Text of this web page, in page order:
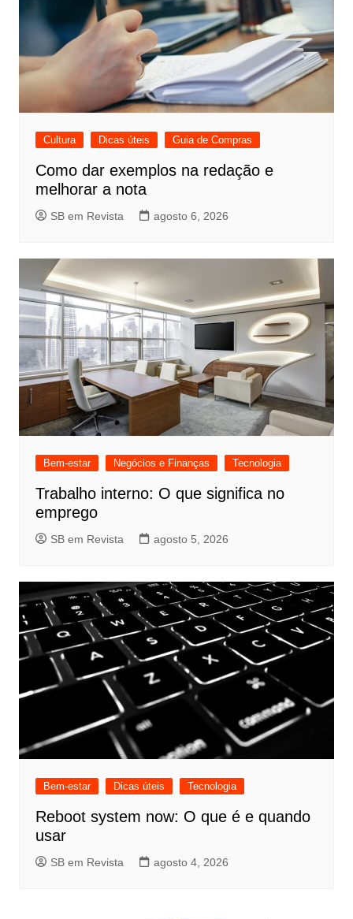
Cultura Dicas úteis Guia de Compras
Como dar exemplos na redação e
melhorar a nota
SB em Revista agosto 6, 2026
Bem-estar Negócios e Finanças Tecnologia
Trabalho interno: O que significa no
emprego
SB em Revista agosto 5, 2026
Bem-estar Dicas úteis Tecnologia
Reboot system now: O que é e quando
usar
SB em Revista agosto 4, 2026